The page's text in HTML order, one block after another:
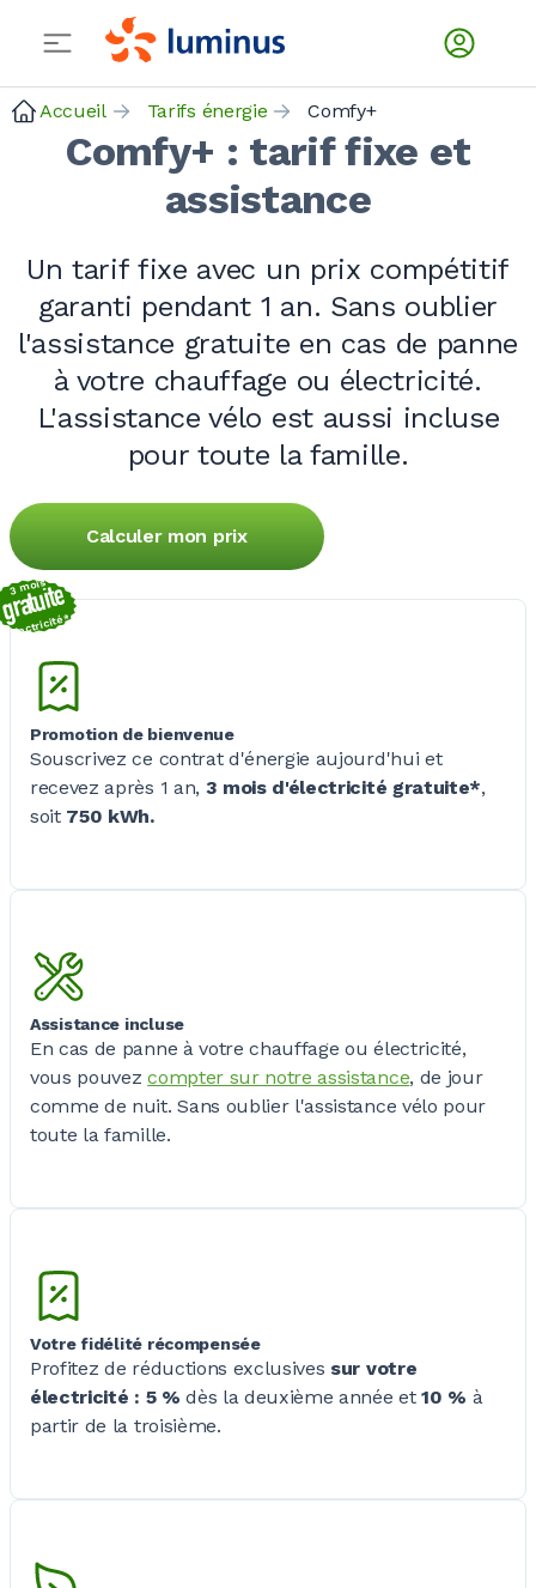
Accueil Tarifs énergie Comfy+
Comfy+ : tarif fixe et
assistance
Un tarif fixe avec un prix compétitif
garanti pendant 1 an. Sans oublier
l'assistance gratuite en cas de panne
à votre chauffage ou électricité.
L'assistance vélo est aussi incluse
pour toute la famille.
Calculer mon prix
3 mois
gratuite
électricité*
Promotion de bienvenue
Souscrivez ce contrat d'énergie aujourd'hui et
recevez après 1 an, 3 mois d'électricité gratuite*,
soit 750 kWh.
Assistance incluse
En cas de panne à votre chauffage ou électricité,
vous pouvezcompter sur notre assistance, de jour
comme de nuit. Sans oublier l'assistance vélo pour
toute la famille.
Votre fidélité récompensée
Profitez de réductions exclusives sur votre
électricité : 5 % dès la deuxième année et10 % à
partir de la troisième.